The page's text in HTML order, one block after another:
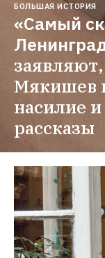
БОЛЬШАЯ ИСТОРИЯ
«Самый
Мякишев
насилие
рассказы